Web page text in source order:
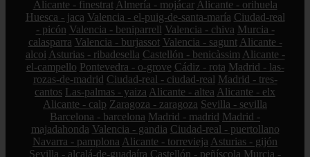
Alicante - finestrat Almería - mojácar Alicante - orihuela
Huesca - jaca Valencia - el-puig-de-santa-maría Ciudad-real
- picón Valencia - beniparrell Valencia - chiva Murcia -
calasparra Valencia - burjassot Valencia - sagunt Alicante -
alcoi Asturias - ribadesella Castellón - benicàssim Alicante -
el-campello Pontevedra - o-grove Cádiz - rota Madrid - las-
rozas-de-madrid Ciudad-real - ciudad-real Madrid - tres-
cantos Las-palmas - yaiza Alicante - altea Alicante - elx
Alicante - calp Zaragoza - zaragoza Sevilla - sevilla
Barcelona - barcelona Madrid - madrid Madrid -
majadahonda Valencia - gandia Ciudad-real - puertollano
Navarra - pamplona Alicante - torrevieja Asturias - gijón
Sevilla - alcalá-de-guadaíra Castellón - peñíscola Murcia -